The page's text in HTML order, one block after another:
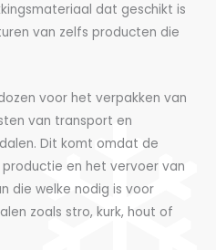
dat geschikt is
van zelfs producten die
voor het verpakken van
van transport en
Dit komt omdat de
en het vervoer van
die welke nodig is voor
zoals stro, kurk, hout of